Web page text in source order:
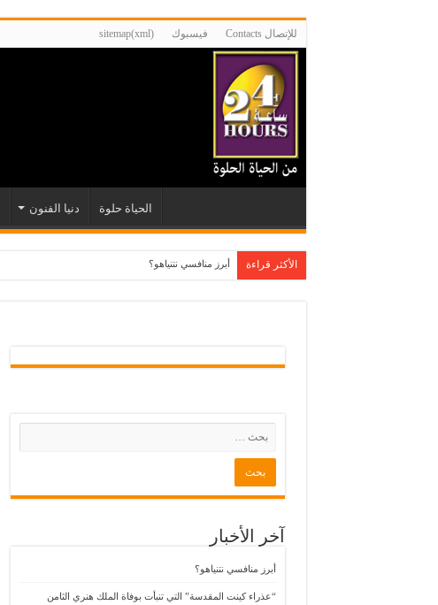
للإتصال Contacts فيسبوك sitemap(xml)
الحياة حلوة دنيا الفنون
الأكثر قراءة أبرز منافسي نتنياهو؟
آخر الأخبار
أبرز منافسي نتنياهو؟
“عذراء كينت المقدسة” التي تنبأت بوفاة الملك هنري الثامن